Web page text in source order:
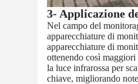
3- Applicazione
Nel campo del
apparecchiature di
apparecchiature di
ottenendo così
la luce infrarossa per
chiave, migliorando